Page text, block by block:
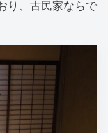
り、古民家ならで